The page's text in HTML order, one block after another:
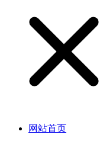
网站首页